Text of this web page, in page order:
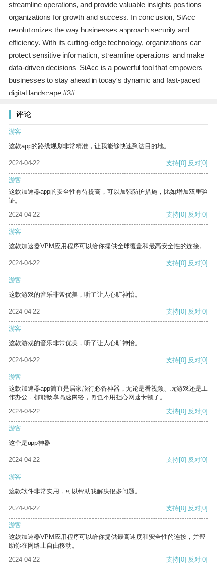
streamline operations, and provide valuable insights positions
organizations for growth and success. In conclusion, SiAcc
revolutionizes the way businesses approach security and
efficiency. With its cutting-edge technology, organizations can
protect sensitive information, streamline operations, and make
data-driven decisions. SiAcc is a powerful tool that empowers
businesses to stay ahead in today's dynamic and fast-paced
digital landscape.#3#
评论
游客
这款app的路线规划非常精准，让我能够快速到达目的地。
2024-04-22 支持[0] 反对[0]
游客
这款加速器app的安全性有待提高，可以加强防护措施，比如增加双重验
证。
2024-04-22
支持[0] 反对[0]
游客
这款加速器VPM应用程序可以给你提供全球覆盖和最高安全性的连接。
2024-04-22 支持[0] 反对[0]
游客
这款游戏的音乐非常优美，听了让人心旷神怡。
2024-04-22 支持[0] 反对[0]
游客
这款游戏的音乐非常优美，听了让人心旷神怡。
2024-04-22 支持[0] 反对[0]
游客
这款加速器app简直是居家旅行必备神器，无论是看视频、玩游戏还是工
作办公，都能畅享高速网络，再也不用担心网速卡顿了。
2024-04-22
支持[0] 反对[0]
游客
这个是app神器
2024-04-22 支持[0] 反对[0]
游客
这款软件非常实用，可以帮助我解决很多问题。
2024-04-22 支持[0] 反对[0]
游客
这款加速器VPM应用程序可以给你提供最高速度和安全性的连接，并帮
助你在网络上自由移动。
2024-04-22
支持[0] 反对[0]